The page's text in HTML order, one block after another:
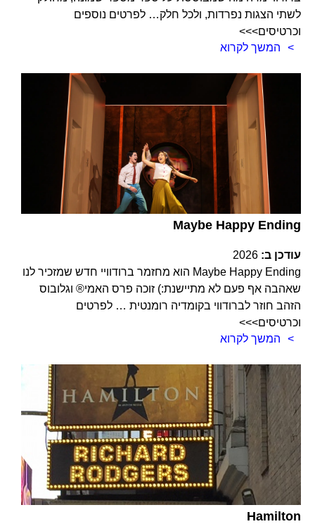
לשתי הצגות נפרדות, ולכל חלק… לפרטים נוספים
וכרטיסים>>>
המשך לקרוא
Maybe Happy Ending
עודכן ב: 2026
Maybe Happy Ending הוא מחזמר ברודוויי חדש שמזכיר לנו
שאהבה אף פעם לא מתיישנת:) זוכה פרס האמי® וגלובוס
הזהב חוזר לברודווי בקומדיה רומנטית … לפרטים
וכרטיסים>>>
המשך לקרוא
Hamilton